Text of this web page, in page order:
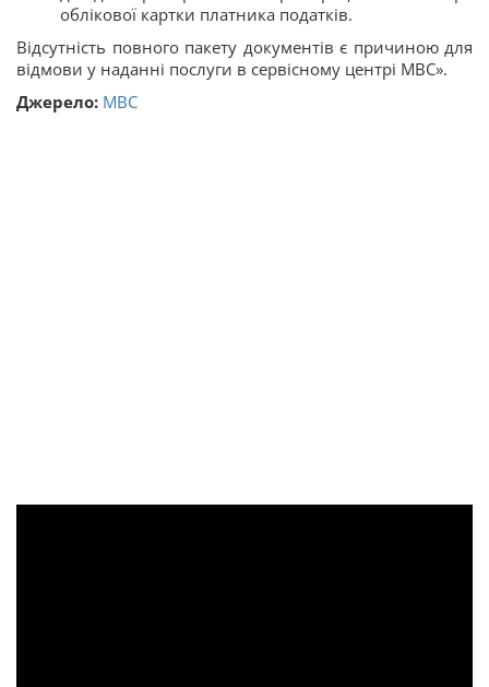
облікової картки платника податків.
Відсутність повного пакету документів є причиною для
відмови у наданні послуги в сервісному центрі МВС».
Джерело: МВС